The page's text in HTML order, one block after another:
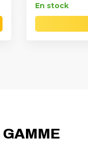
En stock